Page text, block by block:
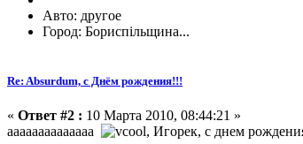
Авто: другое
Город: Бориспільщина...
Re: Absurdum, с Днём рождения!!!
« Ответ #2 : 10 Марта 2010, 08:44:21 »
аааааааааааааа
, Игорек, с днем